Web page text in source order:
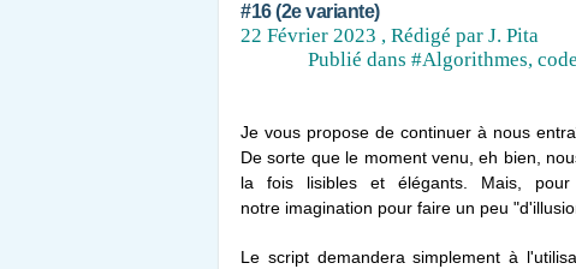
#16 (2e variante)
22 Février 2023 , Rédigé par J. Pita
Publié dans #Algorithmes,
Je vous propose de continuer à nous
De sorte que le moment venu, eh bien,
la fois lisibles et élégants. Mais,
notre imagination pour faire un peu
Le script demandera simplement à